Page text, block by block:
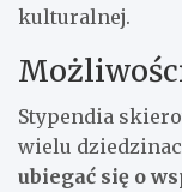
kulturalnej.
Stypendia
wielu
ubiegać się o